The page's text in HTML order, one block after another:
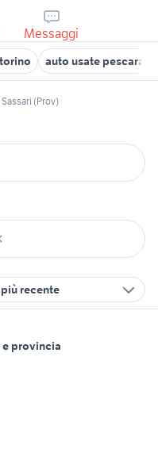
Messaggi
auto usate pescara
Sassari (Prov)
recente
e provincia